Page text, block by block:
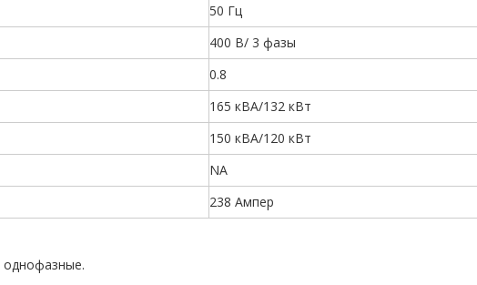
50 Гц
400 В/ 3 фазы
0.8
165 кВА/132 кВт
150 кВА/120 кВт
NA
238 Ампер
однофазные.